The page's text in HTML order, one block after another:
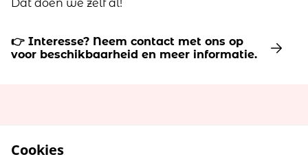
Dat doen we zelf al!
👉 Interesse? Neem contact met ons op
voor beschikbaarheid en meer informatie.
Cookies